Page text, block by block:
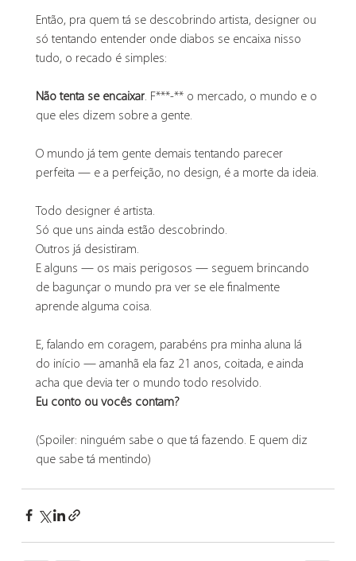
Então, pra quem tá se descobrindo artista, designer ou
só tentando entender onde diabos se encaixa nisso
tudo, o recado é simples:
Não tenta se encaixar. F***-** o mercado, o mundo e o
que eles dizem sobre a gente.
O mundo já tem gente demais tentando parecer
perfeita — e a perfeição, no design, é a morte da ideia.
Todo designer é artista.
Só que uns ainda estão descobrindo.
Outros já desistiram.
E alguns — os mais perigosos — seguem brincando
de bagunçar o mundo pra ver se ele finalmente
aprende alguma coisa.
E, falando em coragem, parabéns pra minha aluna lá
do início — amanhã ela faz 21 anos, coitada, e ainda
acha que devia ter o mundo todo resolvido.
Eu conto ou vocês contam?
(Spoiler: ninguém sabe o que tá fazendo. E quem diz
que sabe tá mentindo)